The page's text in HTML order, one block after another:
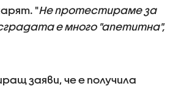
"Не протестираме за
е много "апетитна",
заяви, че е получила